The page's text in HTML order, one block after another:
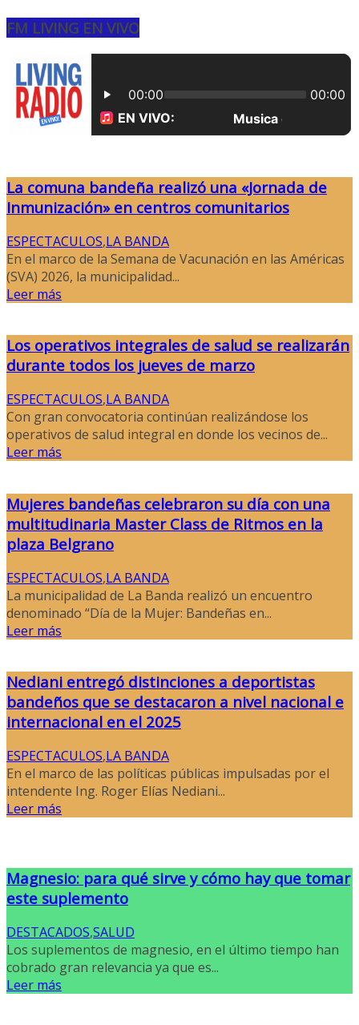
FM LIVING EN VIVO
La comuna bandeña realizó una «Jornada de
Inmunización» en centros comunitarios
ESPECTACULOS,LA BANDA
En el marco de la Semana de Vacunación en las Américas
(SVA) 2026, la municipalidad...
Leer más
Los operativos integrales de salud se realizarán
durante todos los jueves de marzo
ESPECTACULOS,LA BANDA
Con gran convocatoria continúan realizándose los
operativos de salud integral en donde los vecinos de...
Leer más
Mujeres bandeñas celebraron su día con una
multitudinaria Master Class de Ritmos en la
plaza Belgrano
ESPECTACULOS,LA BANDA
La municipalidad de La Banda realizó un encuentro
denominado “Día de la Mujer: Bandeñas en...
Leer más
Nediani entregó distinciones a deportistas
bandeños que se destacaron a nivel nacional e
internacional en el 2025
ESPECTACULOS,LA BANDA
En el marco de las políticas públicas impulsadas por el
intendente Ing. Roger Elías Nediani...
Leer más
Magnesio: para qué sirve y cómo hay que tomar
este suplemento
DESTACADOS,SALUD
Los suplementos de magnesio, en el último tiempo han
cobrado gran relevancia ya que es...
Leer más